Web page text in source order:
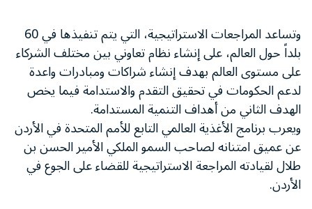
وتساعد المراجعات الاستراتيجية، التي يتم تنفيذها في 60
بلداً حول العالم، على إنشاء نظام تعاوني بين مختلف الشركاء
على مستوى العالم بهدف إنشاء شراكات ومبادرات واعدة
لدعم الحكومات في تحقيق التقدم والاستدامة فيما يخص
الهدف الثاني من أهداف التنمية المستدامة.
ويعرب برنامج الأغذية العالمي التابع للأمم المتحدة في الأردن
عن عميق امتنانه لصاحب السمو الملكي الأمير الحسن بن
طلال لقيادته المراجعة الاستراتيجية للقضاء على الجوع في
الأردن.